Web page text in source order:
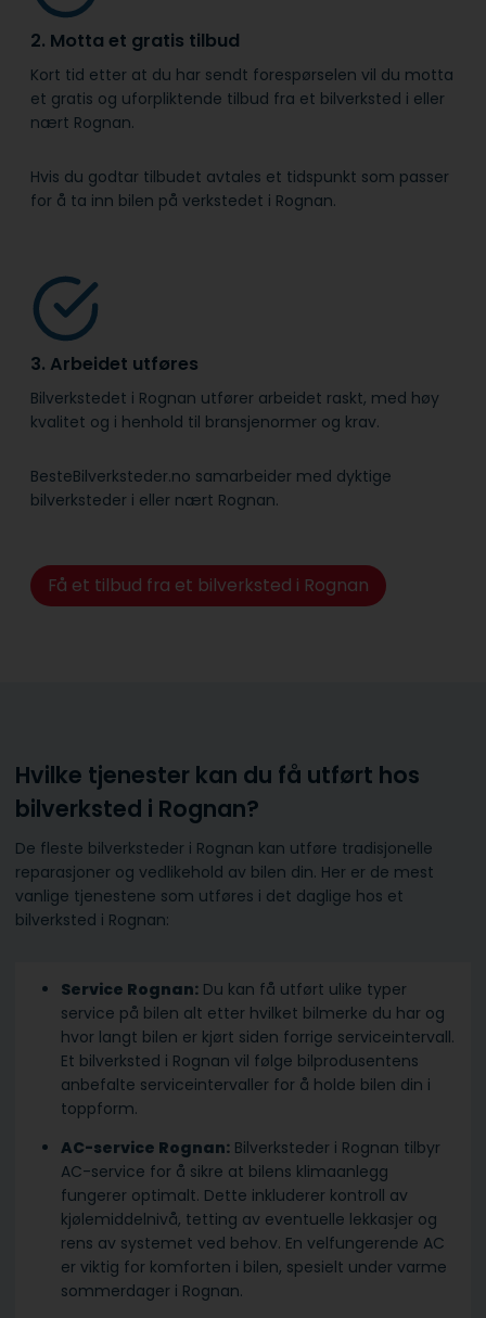
2. Motta et gratis tilbud
Kort tid etter at du har sendt forespørselen vil du motta
et gratis og uforpliktende tilbud fra et bilverksted i eller
nært Rognan.
Hvis du godtar tilbudet avtales et tidspunkt som passer
for å ta inn bilen på verkstedet i Rognan.
3. Arbeidet utføres
Bilverkstedet i Rognan utfører arbeidet raskt, med høy
kvalitet og i henhold til bransje­normer og krav.
BesteBilverksteder.no samarbeider med dyktige
bilverksteder i eller nært Rognan.
Få et tilbud fra et bilverksted i Rognan
Hvilke tjenester kan du få utført hos
bilverksted i Rognan?
De fleste bilverksteder i Rognan kan utføre tradisjonelle
reparasjoner og vedlikehold av bilen din. Her er de mest
vanlige tjenestene som utføres i det daglige hos et
bilverksted i Rognan:
Service Rognan: Du kan få utført ulike typer
service på bilen alt etter hvilket bilmerke du har og
hvor langt bilen er kjørt siden forrige serviceintervall.
Et bilverksted i Rognan vil følge bilprodusentens
anbefalte serviceintervaller for å holde bilen din i
toppform.
AC-service Rognan: Bilverksteder i Rognan tilbyr
AC-service for å sikre at bilens klimaanlegg
fungerer optimalt. Dette inkluderer kontroll av
kjølemiddelnivå, tetting av eventuelle lekkasjer og
rens av systemet ved behov. En velfungerende AC
er viktig for komforten i bilen, spesielt under varme
sommerdager i Rognan.